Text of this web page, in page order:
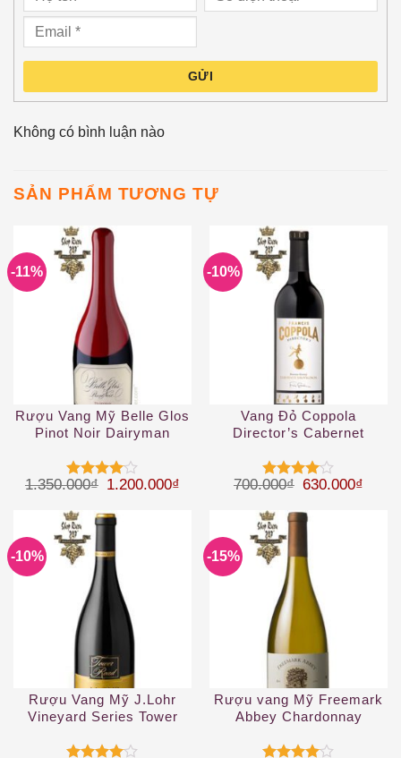
GỬI
Không có bình luận nào
SẢN PHẨM TƯƠNG TỰ
-11%
Rượu Vang Mỹ Belle Glos
Pinot Noir Dairyman
Được
45 sao
1.350.000₫ Giá gốc là: 1.350.000₫.
1.200.000₫ Giá hiện tại là: 1.200.000₫.
-10%
Vang Đỏ Coppola
Director’s Cabernet
Được
45 sao
700.000₫ Giá gốc là:
630.000₫
-10%
Rượu Vang Mỹ J.Lohr
Vineyard Series Tower
-15%
Rượu vang Mỹ Freemark
Abbey Chardonnay